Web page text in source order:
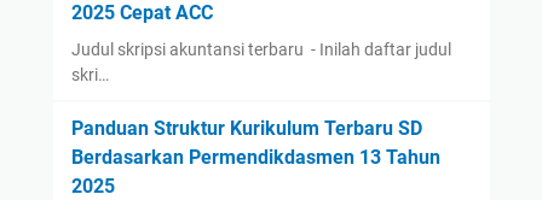
2025 Cepat ACC
Judul skripsi akuntansi terbaru - Inilah daftar judul
skri…
Panduan Struktur Kurikulum Terbaru SD
Berdasarkan Permendikdasmen 13 Tahun
2025